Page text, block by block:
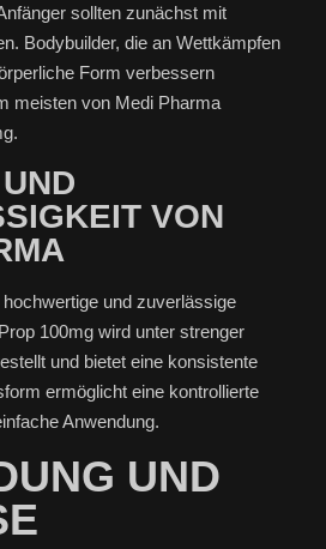
sollten zunächst mit
Bodybuilder, die an Wettkämpfen
Form verbessern
meisten von Medi Pharma
VON
und zuverlässige
100mg wird unter strenger
und bietet eine konsistente
ermöglicht eine kontrollierte
Anwendung.
UND